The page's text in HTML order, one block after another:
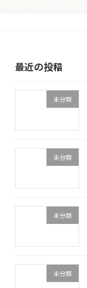
最近の投稿
未分類
未分類
未分類
未分類